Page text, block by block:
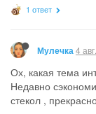
1 ответ
Мулечка4
Ох, какая тема
Недавно
стекол ,